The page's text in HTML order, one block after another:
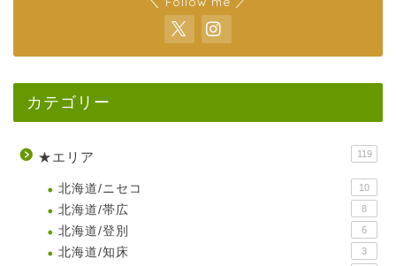
カテゴリー
★エリア 119
北海道/ニセコ 10
北海道/帯広 8
北海道/登別 6
北海道/知床 3